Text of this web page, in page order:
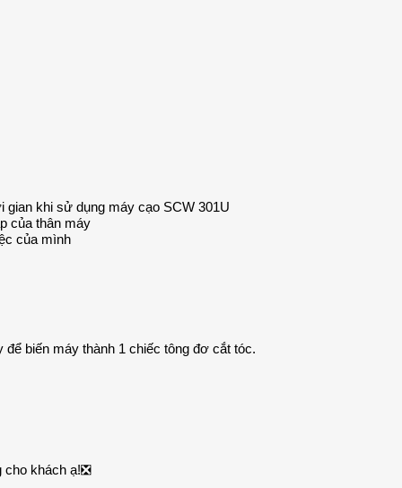
khi sử dụng máy cạo SCW 301U
của thân máy
của mình
biến máy thành 1 chiếc tông đơ cắt tóc.
khách ạ!❎